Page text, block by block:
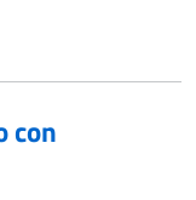
con